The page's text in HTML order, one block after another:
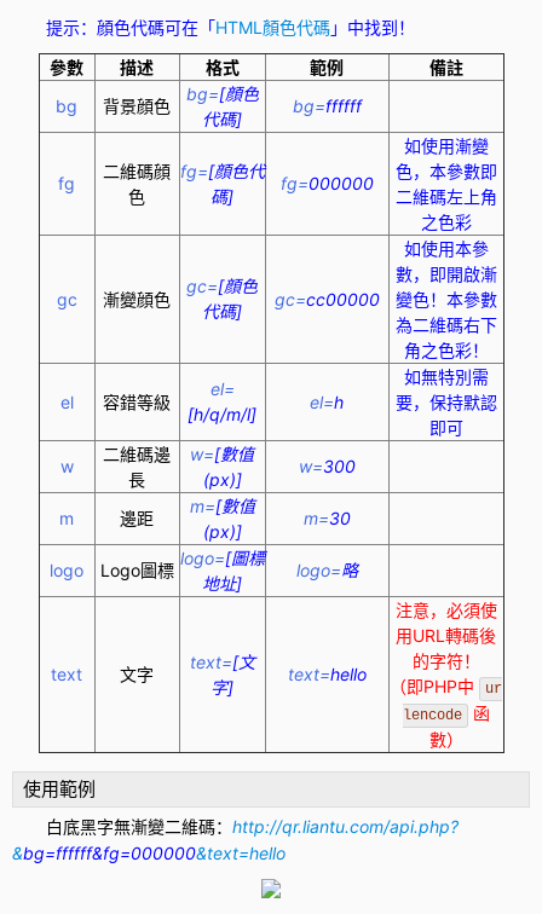
提示：顔色代碼可在「HTML顏色代碼」中找到！
參數
描述 格式 範例
備註
bg
背景顔色
bg=[顔色
代碼]
bg=ffffff
fg
二維碼顔
色
fg=[顔色代
碼]
fg=000000
如使用漸變
色，本參數即
二維碼左上角
之色彩
gc 漸變顔色
gc=[顔色
代碼]
gc=cc00000
如使用本參
數，即開啟漸
變色！本參數
為二維碼右下
角之色彩！
el 容錯等級
el=
[h/q/m/l]
el=h
如無特別需
要，保持默認
即可
w
二維碼邊
長
w=[數值
(px)]
w=300
m 邊距
m=[數值
(px)]
m=30
logo Logo圖標
logo=[圖標
地址]
logo=略
text 文字
text=[文
字]
text=hello
注意，必須使
用URL轉碼後
的字符！
（即PHP中
ur
lencode
函
數）
使用範例
白底黑字無漸變二維碼： http://qr.liantu.com/api.php?
&bg=ffffff&fg=000000&text=hello